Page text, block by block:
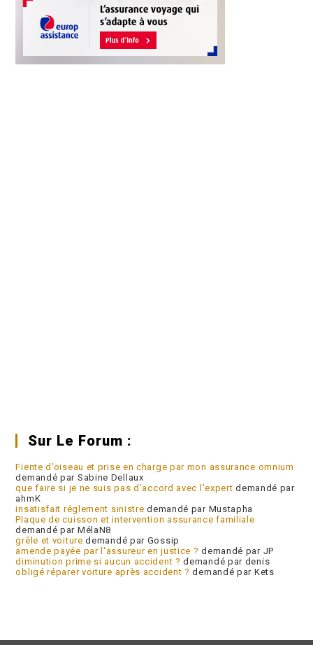
Sur Le Forum :
Fiente d’oiseau et prise en charge par mon assurance omnium
demandé par Sabine Dellaux
que faire si je ne suis pas d'accord avec l'expert demandé par
ahmK
insatisfait réglement sinistre demandé par Mustapha
Plaque de cuisson et intervention assurance familiale
demandé par MélaN8
grêle et voiture demandé par Gossip
amende payée par l'assureur en justice ? demandé par JP
diminution prime si aucun accident ? demandé par denis
obligé réparer voiture après accident ? demandé par Kets